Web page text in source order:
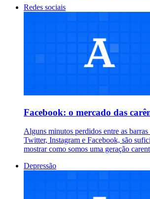
Redes sociais
Facebook: o mercado das
Alguns minutos perdidos entre as
Twitter, Instagram e Facebook, são
mostrar como somos uma geração
Depressão